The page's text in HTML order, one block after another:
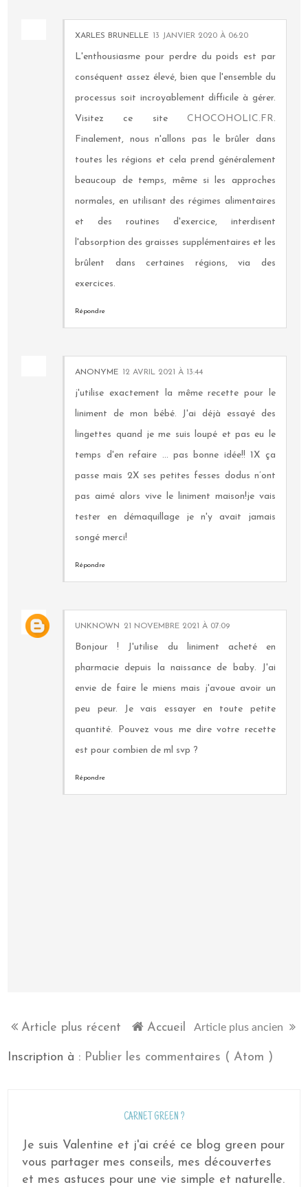
XARLES BRUNELLE 13 JANVIER 2020 À 06:20
L'enthousiasme pour perdre du poids est par
conséquent assez élevé, bien que l'ensemble du
processus soit incroyablement difficile à gérer.
Visitez ce site CHOCOHOLIC.FR.
Finalement, nous n'allons pas le brûler dans
toutes les régions et cela prend généralement
beaucoup de temps, même si les approches
normales, en utilisant des régimes alimentaires
et des routines d'exercice, interdisent
l'absorption des graisses supplémentaires et les
brûlent dans certaines régions, via des
exercices.
Répondre
ANONYME 12 AVRIL 2021 À 13:44
j'utilise exactement la même recette pour le
liniment de mon bébé. J'ai déjà essayé des
lingettes quand je me suis loupé et pas eu le
temps d'en refaire ... pas bonne idée!! 1X ça
passe mais 2X ses petites fesses dodus n’ont
pas aimé alors vive le liniment maison!je vais
tester en démaquillage je n'y avait jamais
songé merci!
Répondre
UNKNOWN 21 NOVEMBRE 2021 À 07:09
Bonjour ! J'utilise du liniment acheté en
pharmacie depuis la naissance de baby. J'ai
envie de faire le miens mais j'avoue avoir un
peu peur. Je vais essayer en toute petite
quantité. Pouvez vous me dire votre recette
est pour combien de ml svp ?
Répondre
Article plus récent Article plus ancien
Accueil
Inscription à : Publier les commentaires ( Atom )
CARNET GREEN ?
Je suis Valentine et j'ai créé ce blog green pour
vous partager mes conseils, mes découvertes
et mes astuces pour une vie simple et naturelle.